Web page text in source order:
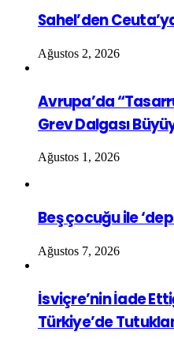
Sahel’den
Ağustos 2, 2026
Avrupa’da
Grev Dalgası
Ağustos 1, 2026
Beş çocuğu ile
Ağustos 7, 2026
İsviçre’nin İade
Türkiye’de